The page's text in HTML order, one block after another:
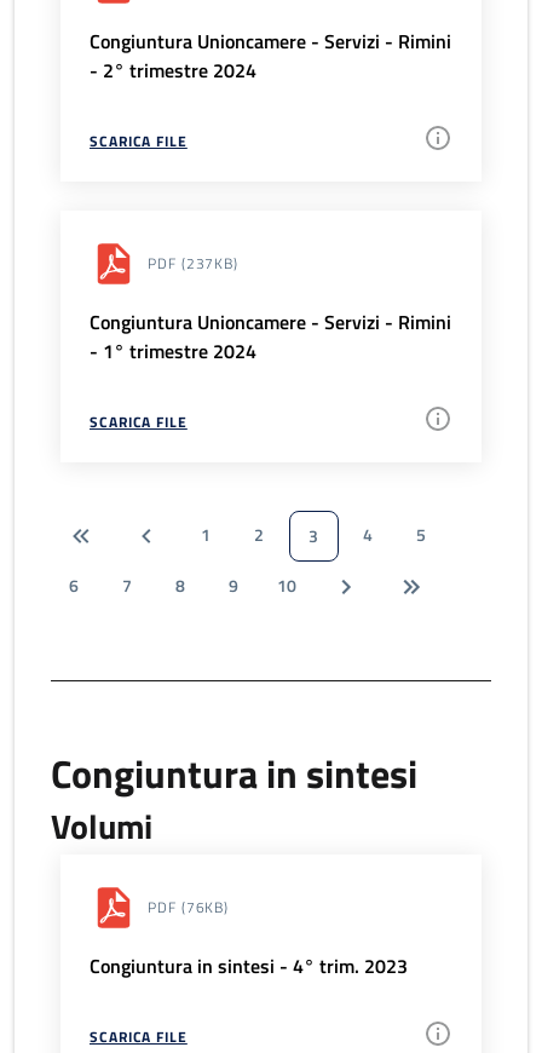
Congiuntura Unioncamere - Servizi - Rimini
- 2° trimestre 2024
SCARICA FILE
PDF (237KB)
Congiuntura Unioncamere - Servizi - Rimini
- 1° trimestre 2024
SCARICA FILE
1 2 3 4
5
6
7 8 9 10
Congiuntura in sintesi
Volumi
PDF (76KB)
Congiuntura in sintesi - 4° trim. 2023
SCARICA FILE